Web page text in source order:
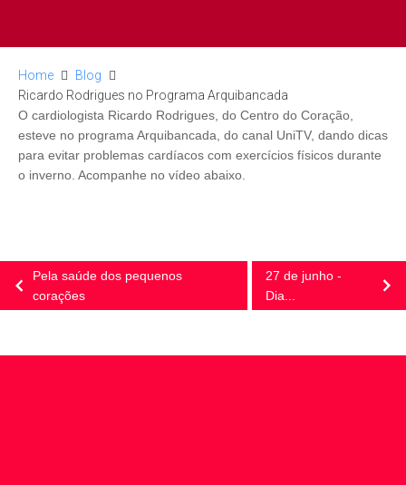
Home
Blog
Ricardo Rodrigues no Programa Arquibancada
O cardiologista Ricardo Rodrigues, do Centro do Coração,
esteve no programa Arquibancada, do canal UniTV, dando dicas
para evitar problemas cardíacos com exercícios físicos durante
o inverno. Acompanhe no vídeo abaixo.
Pela saúde dos pequenos
corações
27 de junho -
Dia...